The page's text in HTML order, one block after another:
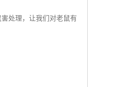
处理，让我们对老鼠有